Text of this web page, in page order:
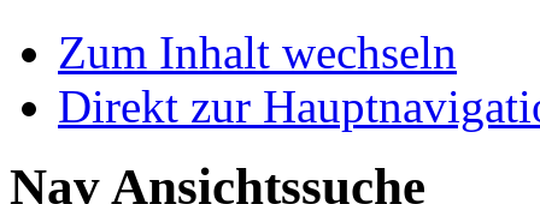
Zum Inhalt wechseln
Direkt zur
Nav Ansichtssuche